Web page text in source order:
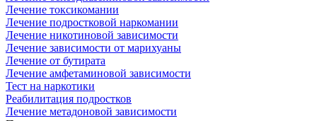
Лечение токсикомании
Лечение подростковой наркомании
Лечение никотиновой зависимости
Лечение зависимости от марихуаны
Лечение от бутирата
Лечение амфетаминовой зависимости
Тест на наркотики
Реабилитация подростков
Лечение метадоновой зависимости